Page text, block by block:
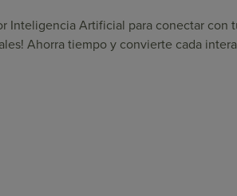
Inteligencia Artificial para conectar con
Ahorra tiempo y convierte cada